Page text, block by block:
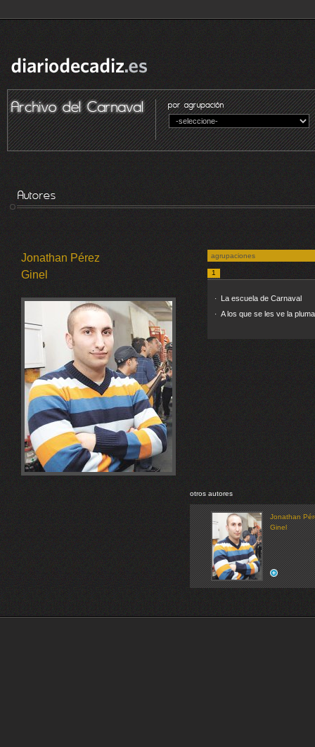
Jonathan Pérez
Ginel
agrupaciones
1
· La escuela de Carnaval
· A los que se les ve la pluma
otros autores
Jonathan
Ginel